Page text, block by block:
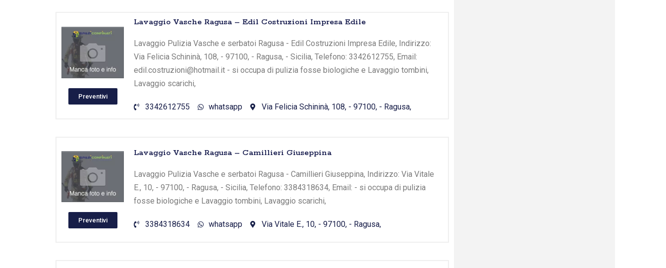
Preventivi
Lavaggio Vasche Ragusa – Edil Costruzioni Impresa Edile
Lavaggio Pulizia Vasche e serbatoi Ragusa - Edil Costruzioni Impresa Edile, Indirizzo:
Via Felicia Schininà, 108, - 97100, - Ragusa, - Sicilia, Telefono: 3342612755, Email:
edil.costruzioni@hotmail.it - si occupa di pulizia fosse biologiche e Lavaggio tombini,
Lavaggio scarichi,
3342612755 whatsapp Via Felicia Schininà, 108, - 97100, - Ragusa,
Preventivi
Lavaggio Vasche Ragusa – Camillieri Giuseppina
Lavaggio Pulizia Vasche e serbatoi Ragusa - Camillieri Giuseppina, Indirizzo: Via Vitale
E., 10, - 97100, - Ragusa, - Sicilia, Telefono: 3384318634, Email: - si occupa di pulizia
fosse biologiche e Lavaggio tombini, Lavaggio scarichi,
3384318634 whatsapp Via Vitale E., 10, - 97100, - Ragusa,